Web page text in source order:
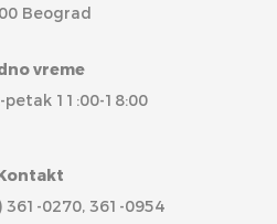
Beograd
vreme
11:00-18:00
361-0270, 361-0954